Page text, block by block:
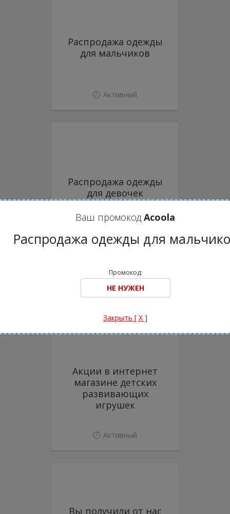
Распродажа одежды
для мальчиков
Активный
Распродажа одежды
для девочек
Активный
Промокоды других
магазинов
Акции в интернет
магазине детских
развивающих
игрушек
Активный
Вы получили от нас
Ваш промокод Acoola
Распродажа одежды для
Промокод:
Закрыть [ X ]